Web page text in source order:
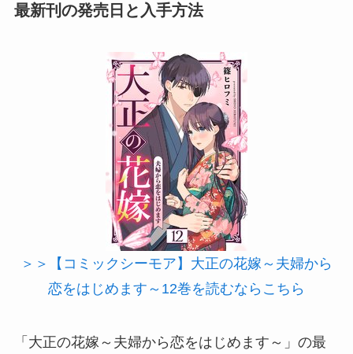
最新刊の発売日と入手方法
＞＞【コミックシーモア】大正の花嫁～夫婦から
恋をはじめます～12巻を読むならこちら
「大正の花嫁～夫婦から恋をはじめます～」の最